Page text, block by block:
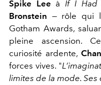
Spike Lee àIf I Had
Bronstein — rôle qui
Gotham Awards,
pleine ascension.
curiosité ardente,
forces vives. "
limites de la mode. Ses